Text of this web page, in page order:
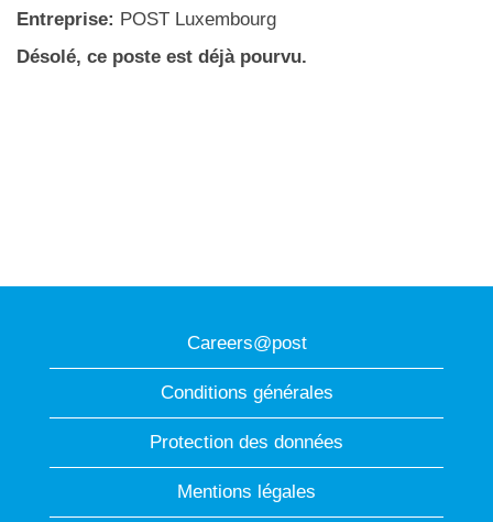
Entreprise: POST Luxembourg
Désolé, ce poste est déjà pourvu.
Careers@post
Conditions générales
Protection des données
Mentions légales